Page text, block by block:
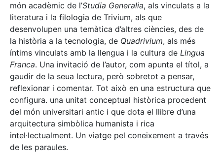
món acadèmic de l’Studia Generalia, als vinculats a la
literatura i la filologia de Trivium, als que
desenvolupen una temàtica d’altres ciències, des de
la història a la tecnologia, de Quadrivium, als més
íntims vinculats amb la llengua i la cultura de Lingua
Franca. Una invitació de l’autor, com apunta el títol, a
gaudir de la seua lectura, però sobretot a pensar,
reflexionar i comentar. Tot això en una estructura que
configura. una unitat conceptual històrica procedent
del món universitari antic i que dota el llibre d’una
arquitectura simbòlica humanista i rica
intel·lectualment. Un viatge pel coneixement a través
de les paraules.